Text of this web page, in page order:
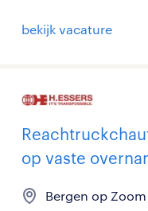
bekijk vacature
op vaste
Bergen op Zoom